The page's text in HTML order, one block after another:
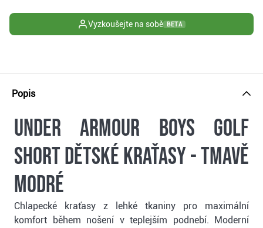
Vyzkoušejte na sobě BETA
Popis
Under Armour Boys Golf
Short dětské kraťasy - tmavě
modré
Chlapecké kraťasy z lehké tkaniny pro maximální
komfort během nošení v teplejším podnebí. Moderní